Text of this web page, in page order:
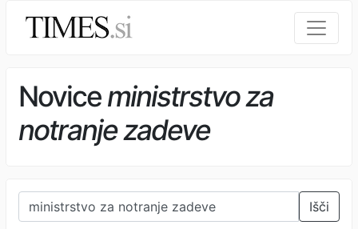
Noviceministrstvo za
notranje zadeve
Išči